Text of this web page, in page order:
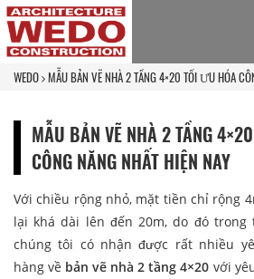
WEDO MẪU BẢN VẼ NHÀ 2 TẦNG 4×20 TỐI ƯU HÓA
MẪU BẢN VẼ NHÀ 2 TẦNG
CÔNG NĂNG NHẤT HIỆN NAY
Với chiều rộng nhỏ, mặt tiền chỉ rộng
lại khá dài lên đến 20m, do đó trong
chúng tôi có nhận được rất nhiều
hàng về bản vẽ nhà 2 tầng 4×20 với